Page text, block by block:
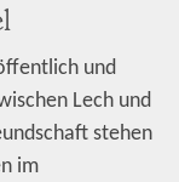
und
Lech und
stehen
im